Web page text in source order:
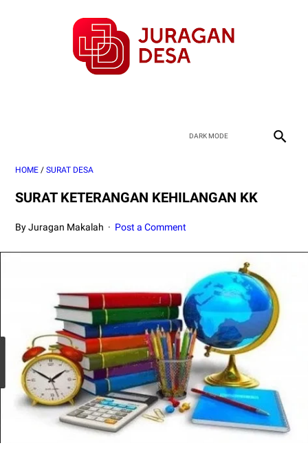
HOME / SURAT DESA
SURAT KETERANGAN KEHILANGAN KK
By Juragan Makalah Post a Comment